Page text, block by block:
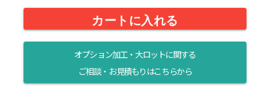
カートに入れる
オプション加工・大ロットに関する
ご相談・お見積もりはこちらから